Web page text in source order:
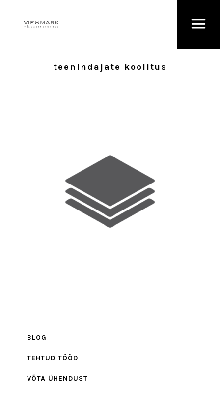
teenindajate koolitus
BLOG
TEHTUD TÖÖD
VÕTA ÜHENDUST